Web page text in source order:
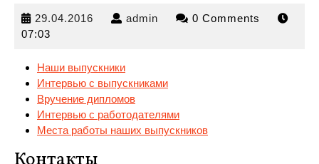
29.04.2016 29.04.2016
admin admin 0 Comments
07:03
Наши выпускники
Интервью с выпускниками
Вручение дипломов
Интервью с работодателями
Места работы наших выпускников